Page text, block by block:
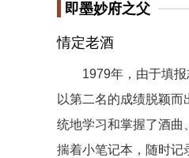
即墨妙府之父
情定老酒
1979年，由于填报志
以第二名的成绩脱颖
统地学习和掌握了酒曲
揣着小笔记本，随时记